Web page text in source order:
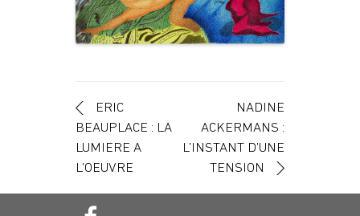
Navigation des articles
ERIC
BEAUPLACE : LA
LUMIERE A
L’OEUVRE
NADINE
ACKERMANS :
L’INSTANT D’UNE
TENSION